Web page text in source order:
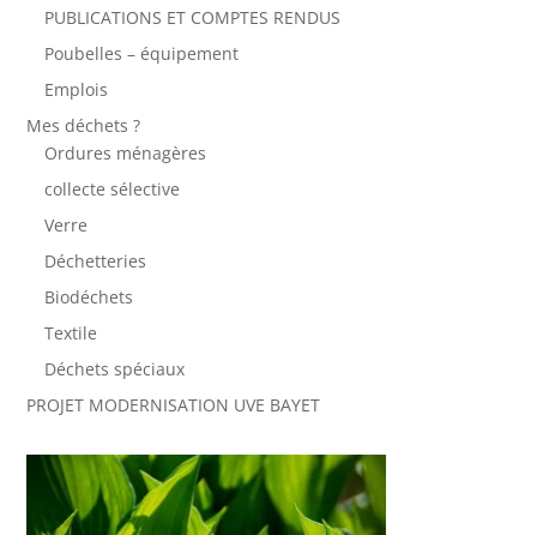
PUBLICATIONS ET COMPTES RENDUS
Poubelles – équipement
Emplois
Mes déchets ?
Ordures ménagères
collecte sélective
Verre
Déchetteries
Biodéchets
Textile
Déchets spéciaux
PROJET MODERNISATION UVE BAYET